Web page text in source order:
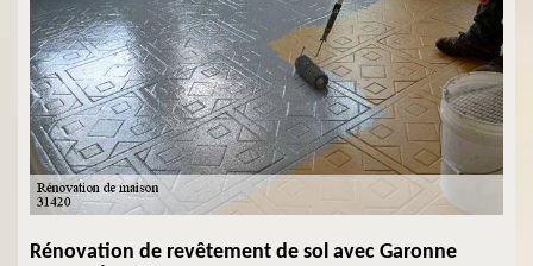
Rénovation de revêtement de sol avec Garonne